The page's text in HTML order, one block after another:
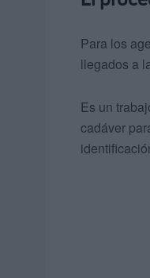
Para los
llegados a
Es un
cadáver